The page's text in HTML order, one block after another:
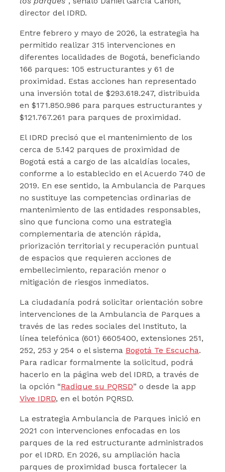
director del IDRD.
Entre febrero y mayo de 2026, la estrategia ha
permitido realizar 315 intervenciones en
diferentes localidades de Bogotá, beneficiando
166 parques: 105 estructurantes y 61 de
proximidad. Estas acciones han representado
una inversión total de $293.618.247, distribuida
en $171.850.986 para parques estructurantes y
$121.767.261 para parques de proximidad.
El IDRD precisó que el mantenimiento de los
cerca de 5.142 parques de proximidad de
Bogotá está a cargo de las alcaldías locales,
conforme a lo establecido en el Acuerdo 740 de
2019. En ese sentido, la Ambulancia de Parques
no sustituye las competencias ordinarias de
mantenimiento de las entidades responsables,
sino que funciona como una estrategia
complementaria de atención rápida,
priorización territorial y recuperación puntual
de espacios que requieren acciones de
embellecimiento, reparación menor o
mitigación de riesgos inmediatos.
La ciudadanía podrá solicitar orientación sobre
intervenciones de la Ambulancia de Parques a
través de las redes sociales del Instituto, la
línea telefónica (601) 6605400, extensiones 251,
252, 253 y 254 o el sistema Bogotá Te Escucha.
Para radicar formalmente la solicitud, podrá
hacerlo en la página web del IDRD, a través de
la opción “Radique su PQRSD” o desde la app
Vive IDRD, en el botón PQRSD.
La estrategia Ambulancia de Parques inició en
2021 con intervenciones enfocadas en los
parques de la red estructurante administrados
por el IDRD. En 2026, su ampliación hacia
parques de proximidad busca fortalecer la